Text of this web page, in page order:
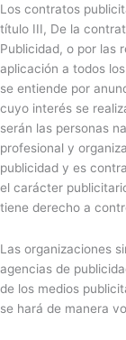
Los contratos
título III, De la
Publicidad, o por las
aplicación a todos
se entiende por
cuyo interés se
serán las personas
profesional y
publicidad y es
el carácter
tiene derecho a
Las organizaciones
agencias de
de los medios
se hará de manera